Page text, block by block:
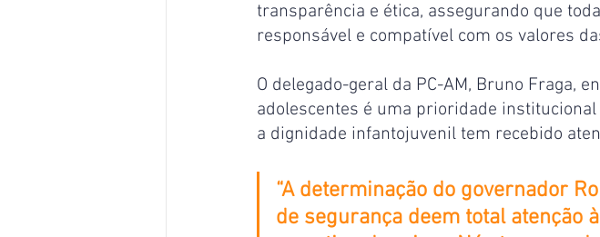
transparência e ética, assegurando que
responsável e compatível com os valores
O delegado-geral da PC-AM, Bruno Fraga,
adolescentes é uma prioridade
a dignidade infantojuvenil tem recebido
“A determinação do governador
de segurança deem total atenção